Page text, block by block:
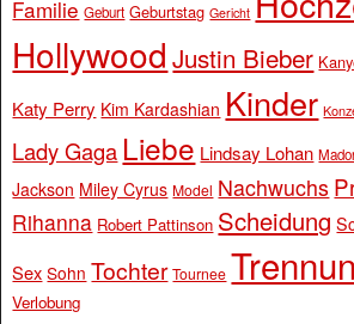
Familie Geburt Geburtstag Gericht
Hollywood Justin Bieber
Katy Perry Kim Kardashian Kinder
Lady Gaga Liebe Lindsay Lohan
Jackson Miley Cyrus Model Nachwuchs
Rihanna Robert Pattinson Scheidung
Sex Sohn Tochter Tournee
Verlobung